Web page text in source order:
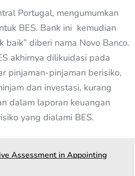
Portugal, mengumumkan
BES. Bank ini kemudian
baik” diberi nama Novo Banco.
akhirnya dilikuidasi pada
pinjaman-pinjaman berisiko,
dan investasi, kurang
dalam laporan keuangan
yang dialami BES.
Assessment in Appointing